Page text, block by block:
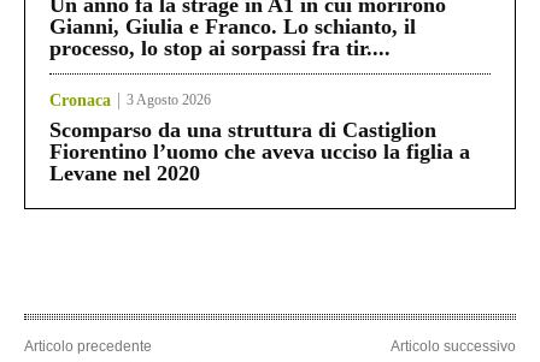
Un anno fa la strage in A1 in cui morirono
Gianni, Giulia e Franco. Lo schianto, il
processo, lo stop ai sorpassi fra tir....
Cronaca 3 Agosto 2026
Scomparso da una struttura di Castiglion
Fiorentino l’uomo che aveva ucciso la figlia a
Levane nel 2020
Articolo precedente
Articolo successivo